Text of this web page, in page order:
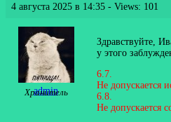
4 августа 2025 в 14:35 - Views: 101
admin
Хранитель
Здравствуйте,
у этого
6.7.
Не допускается
6.8.
Не допускается